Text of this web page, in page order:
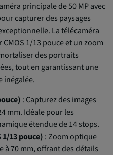
principale de 50 MP avec
capturer des paysages
La télécaméra
1/13 pouce et un zoom
des portraits
tout en garantissant une
inégalée.
: Capturez des images
mm. Idéale pour les
étendue de 14 stops.
1/13 pouce) : Zoom optique
à 70 mm, offrant des détails